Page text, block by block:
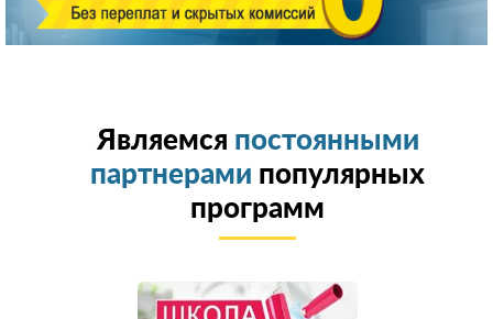
Являемся постоянными
партнерами популярных
программ